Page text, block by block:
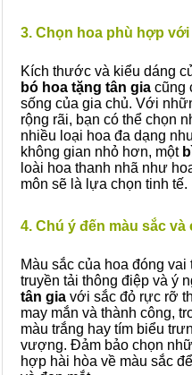
3. Chọn hoa phù hợp
Kích thước và kiểu dáng
bó hoa tặng tân gia cũng
sống của gia chủ. Với
rộng rãi, bạn có thể chọn
nhiều loại hoa đa dạng
không gian nhỏ hơn, một
loài hoa thanh nhã như
môn sẽ là lựa chọn tinh tế.
4. Chú ý đến màu sắc
Màu sắc của hoa đóng
truyền tải thông điệp và ý
tân gia với sắc đỏ rực rỡ
may mắn và thành công,
màu trắng hay tím biểu
vượng. Đảm bảo chọn
hợp hài hòa về màu sắc